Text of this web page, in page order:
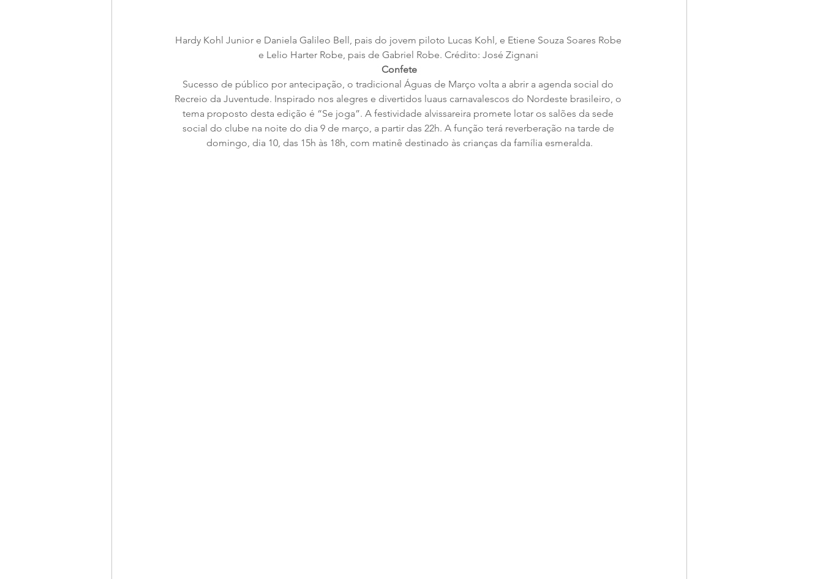
Hardy Kohl Junior e Daniela Galileo Bell, pais do jovem piloto Lucas Kohl, e Etiene Souza Soares Robe
e Lelio Harter Robe, pais de Gabriel Robe. Crédito: José Zignani
Confete
Sucesso de público por antecipação, o tradicional Águas de Março volta a abrir a agenda social do
Recreio da Juventude. Inspirado nos alegres e divertidos luaus carnavalescos do Nordeste brasileiro, o
tema proposto desta edição é “Se joga”. A festividade alvissareira promete lotar os salões da sede
social do clube na noite do dia 9 de março, a partir das 22h. A função terá reverberação na tarde de
domingo, dia 10, das 15h às 18h, com matinê destinado às crianças da família esmeralda.